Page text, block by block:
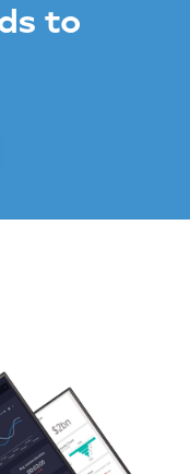
to
tools